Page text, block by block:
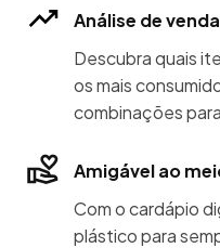
Análise de
Descubra quais
os mais
combinações
Amigável ao
Com o cardápio
plástico para